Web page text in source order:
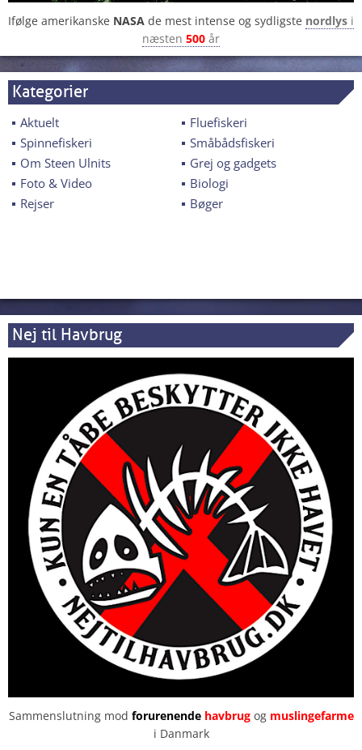
Ifølge amerikanske NASA de mest intense og sydligste nordlys i
næsten 500 år
Kategorier
Aktuelt
Fluefiskeri
Spinnefiskeri
Småbådsfiskeri
Om Steen Ulnits
Grej og gadgets
Foto & Video
Biologi
Rejser
Bøger
Nej til Havbrug
Sammenslutning mod forurenendehavbrugog muslingefarme
i Danmark